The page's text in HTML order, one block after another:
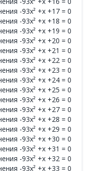
-93x² +x +17 = 0
-93x² +x +18 = 0
-93x² +x +19 = 0
-93x² +x +20 = 0
-93x² +x +21 = 0
-93x² +x +22 = 0
-93x² +x +23 = 0
-93x² +x +24 = 0
-93x² +x +25 = 0
-93x² +x +26 = 0
-93x² +x +27 = 0
-93x² +x +28 = 0
-93x² +x +29 = 0
-93x² +x +30 = 0
-93x² +x +31 = 0
-93x² +x +32 = 0
-93x² +x +33 = 0